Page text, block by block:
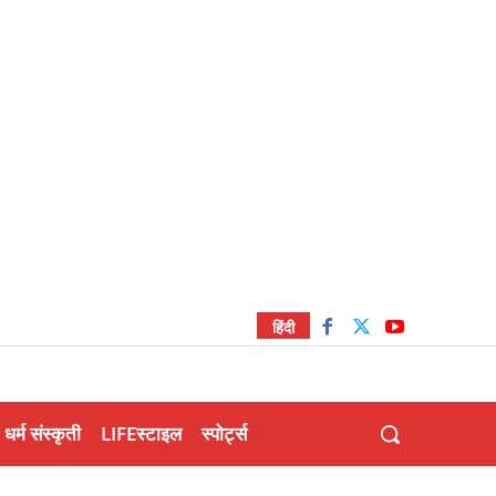
हिंदी
धर्म संस्कृती LIFEस्टाइल स्पोर्ट्स